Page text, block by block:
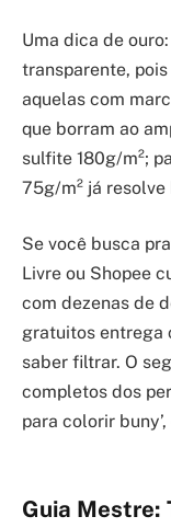
Uma dica de
transparente,
aquelas com
que borram ao
sulfite 180g/m²;
75g/m² já resolve
Se você busca
Livre ou Shopee
com dezenas de
gratuitos entrega
saber filtrar. O
completos dos
para colorir
Guia Mestre: